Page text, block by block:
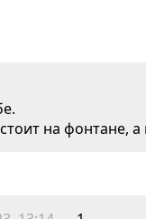
на фонтане, а